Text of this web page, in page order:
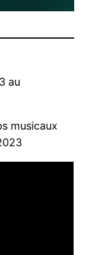
au
musicaux